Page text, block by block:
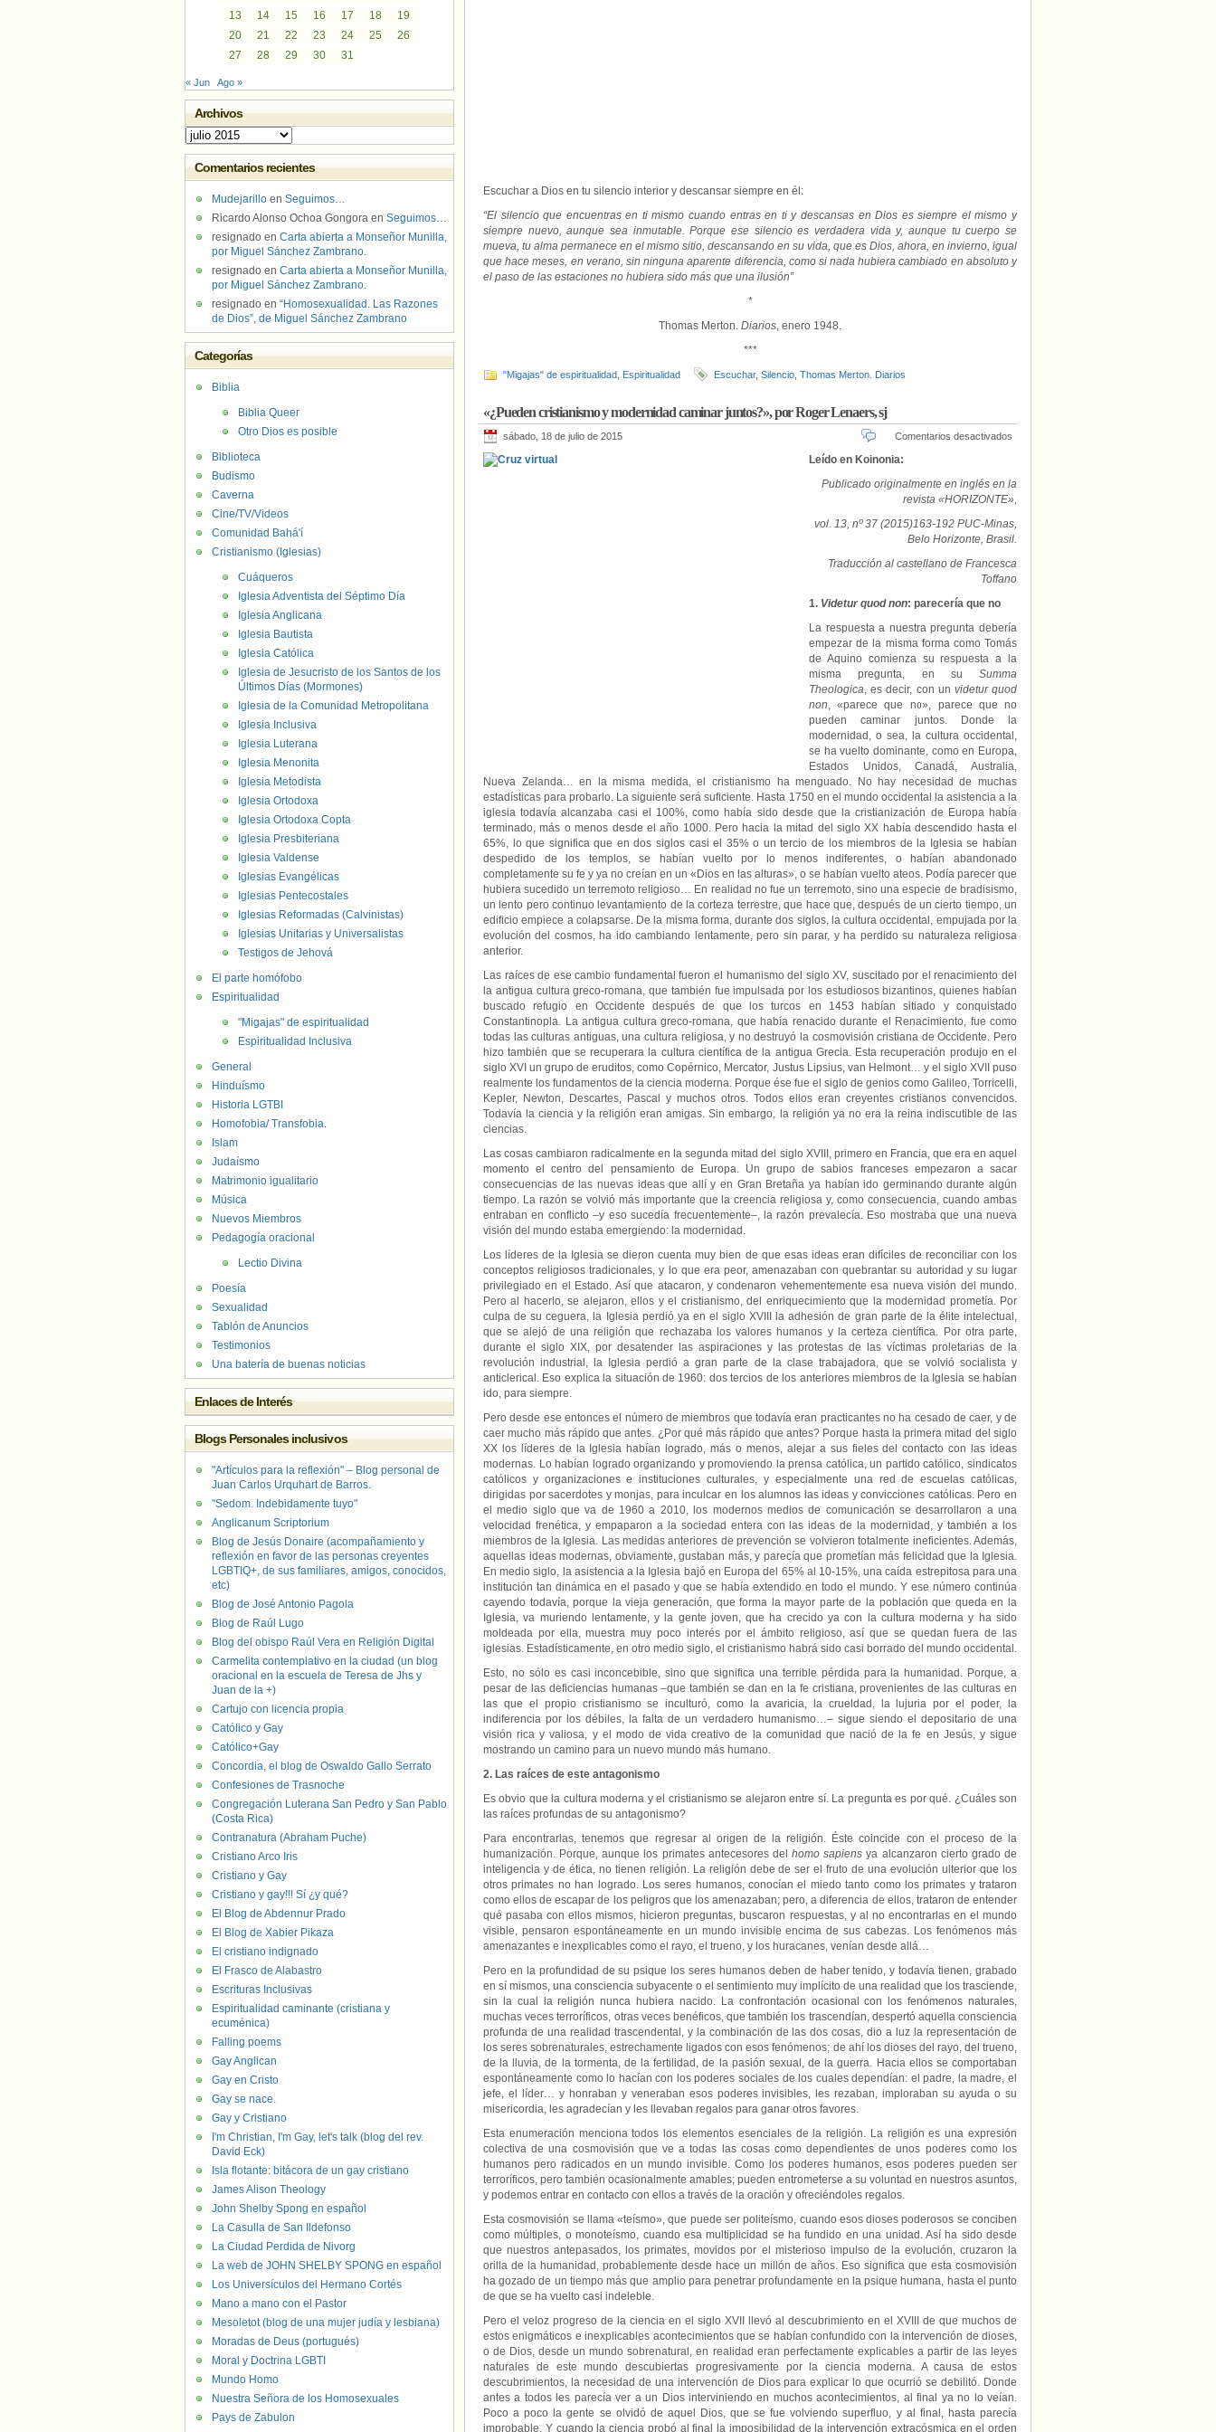
Escuchar a Dios en tu silencio interior y descansar siempre en él:
“El silencio que encuentras en ti mismo cuando entras en ti y descansas en Dios es siempre el mismo y
siempre nuevo, aunque sea inmutable. Porque ese silencio es verdadera vida y, aunque tu cuerpo se
mueva, tu alma permanece en el mismo sitio, descansando en su vida, que es Dios, ahora, en invierno, igual
que hace meses, en verano, sin ninguna aparente diferencia, como si nada hubiera cambiado en absoluto y
el paso de las estaciones no hubiera sido más que una ilusión”
*
Thomas Merton. Diarios, enero 1948.
***
"Migajas" de espiritualidad Espiritualidad Escuchar, Silencio Thomas Merton. Diarios
«¿Pueden cristianismo y modernidad caminar juntos?», por Roger Lenaers, sj
sábado, 18 de julio de 2015 Comentarios desactivados
Leído en Koinonia:
Publicado originalmente en inglés en la
revista «HORIZONTE»,
vol. 13, nº 37 (2015)163-192 PUC-Minas,
Belo Horizonte, Brasil.
Traducción al castellano de Francesca
Toffano
1. Videtur quod non: parecería que no
La respuesta a nuestra pregunta debería
empezar de la misma forma como Tomás
de Aquino comienza su respuesta a la
misma pregunta, en su Summa
Theologica, es decir, con un videtur quod
non, «parece que no», parece que no
pueden caminar juntos. Donde la
modernidad, o sea, la cultura occidental,
se ha vuelto dominante, como en Europa,
Estados Unidos, Canadá, Australia,
Nueva Zelanda… en la misma medida, el cristianismo ha menguado. No hay necesidad de muchas
estadísticas para probarlo. La siguiente será suficiente. Hasta 1750 en el mundo occidental la asistencia a la
iglesia todavía alcanzaba casi el 100%, como había sido desde que la cristianización de Europa había
terminado, más o menos desde el año 1000. Pero hacia la mitad del siglo XX había descendido hasta el
65%, lo que significa que en dos siglos casi el 35% o un tercio de los miembros de la Iglesia se habían
despedido de los templos, se habían vuelto por lo menos indiferentes, o habían abandonado
completamente su fe y ya no creían en un «Dios en las alturas», o se habían vuelto ateos. Podía parecer que
hubiera sucedido un terremoto religioso… En realidad no fue un terremoto, sino una especie de bradisismo,
un lento pero continuo levantamiento de la corteza terrestre, que hace que, después de un cierto tiempo, un
edificio empiece a colapsarse. De la misma forma, durante dos siglos, la cultura occidental, empujada por la
evolución del cosmos, ha ido cambiando lentamente, pero sin parar, y ha perdido su naturaleza religiosa
anterior.
Las raíces de ese cambio fundamental fueron el humanismo del siglo XV, suscitado por el renacimiento del
la antigua cultura greco-romana, que también fue impulsada por los estudiosos bizantinos, quienes habían
buscado refugio en Occidente después de que los turcos en 1453 habían sitiado y conquistado
Constantinopla. La antigua cultura greco-romana, que había renacido durante el Renacimiento, fue como
todas las culturas antiguas, una cultura religiosa, y no destruyó la cosmovisión cristiana de Occidente. Pero
hizo también que se recuperara la cultura científica de la antigua Grecia. Esta recuperación produjo en el
siglo XVI un grupo de eruditos, como Copérnico, Mercator, Justus Lipsius, van Helmont… y el siglo XVII puso
realmente los fundamentos de la ciencia moderna. Porque ése fue el siglo de genios como Galileo, Torricelli,
Kepler, Newton, Descartes, Pascal y muchos otros. Todos ellos eran creyentes cristianos convencidos.
Todavía la ciencia y la religión eran amigas. Sin embargo, la religión ya no era la reina indiscutible de las
ciencias.
Las cosas cambiaron radicalmente en la segunda mitad del siglo XVIII, primero en Francia, que era en aquel
momento el centro del pensamiento de Europa. Un grupo de sabios franceses empezaron a sacar
consecuencias de las nuevas ideas que allí y en Gran Bretaña ya habían ido germinando durante algún
tiempo. La razón se volvió más importante que la creencia religiosa y, como consecuencia, cuando ambas
entraban en conflicto –y eso sucedía frecuentemente–, la razón prevalecía. Eso mostraba que una nueva
visión del mundo estaba emergiendo: la modernidad.
Los líderes de la Iglesia se dieron cuenta muy bien de que esas ideas eran difíciles de reconciliar con los
conceptos religiosos tradicionales, y lo que era peor, amenazaban con quebrantar su autoridad y su lugar
privilegiado en el Estado. Así que atacaron, y condenaron vehementemente esa nueva visión del mundo.
Pero al hacerlo, se alejaron, ellos y el cristianismo, del enriquecimiento que la modernidad prometía. Por
culpa de su ceguera, la Iglesia perdió ya en el siglo XVIII la adhesión de gran parte de la élite intelectual,
que se alejó de una religión que rechazaba los valores humanos y la certeza científica. Por otra parte,
durante el siglo XIX, por desatender las aspiraciones y las protestas de las víctimas proletarias de la
revolución industrial, la Iglesia perdió a gran parte de la clase trabajadora, que se volvió socialista y
anticlerical. Eso explica la situación de 1960: dos tercios de los anteriores miembros de la Iglesia se habían
ido, para siempre.
Pero desde ese entonces el número de miembros que todavía eran practicantes no ha cesado de caer, y de
caer mucho más rápido que antes. ¿Por qué más rápido que antes? Porque hasta la primera mitad del siglo
XX los líderes de la Iglesia habían logrado, más o menos, alejar a sus fieles del contacto con las ideas
modernas. Lo habían logrado organizando y promoviendo la prensa católica, un partido católico, sindicatos
católicos y organizaciones e instituciones culturales, y especialmente una red de escuelas católicas,
dirigidas por sacerdotes y monjas, para inculcar en los alumnos las ideas y convicciones católicas. Pero en
el medio siglo que va de 1960 a 2010, los modernos medios de comunicación se desarrollaron a una
velocidad frenética, y empaparon a la sociedad entera con las ideas de la modernidad, y también a los
miembros de la Iglesia. Las medidas anteriores de prevención se volvieron totalmente ineficientes. Además,
aquellas ideas modernas, obviamente, gustaban más, y parecía que prometían más felicidad que la Iglesia.
En medio siglo, la asistencia a la Iglesia bajó en Europa del 65% al 10-15%, una caída estrepitosa para una
institución tan dinámica en el pasado y que se había extendido en todo el mundo. Y ese número continúa
cayendo todavía, porque la vieja generación, que forma la mayor parte de la población que queda en la
Iglesia, va muriendo lentamente, y la gente joven, que ha crecido ya con la cultura moderna y ha sido
moldeada por ella, muestra muy poco interés por el ámbito religioso, así que se quedan fuera de las
iglesias. Estadísticamente, en otro medio siglo, el cristianismo habrá sido casi borrado del mundo occidental.
Esto, no sólo es casi inconcebible, sino que significa una terrible pérdida para la humanidad. Porque, a
pesar de las deficiencias humanas –que también se dan en la fe cristiana, provenientes de las culturas en
las que el propio cristianismo se inculturó, como la avaricia, la crueldad, la lujuria por el poder, la
indiferencia por los débiles, la falta de un verdadero humanismo…– sigue siendo el depositario de una
visión rica y valiosa, y el modo de vida creativo de la comunidad que nació de la fe en Jesús, y sigue
mostrando un camino para un nuevo mundo más humano.
2. Las raíces de este antagonismo
Es obvio que la cultura moderna y el cristianismo se alejaron entre sí. La pregunta es por qué. ¿Cuáles son
las raíces profundas de su antagonismo?
Para encontrarlas, tenemos que regresar al origen de la religión. Éste coincide con el proceso de la
humanización. Porque, aunque los primates antecesores delhomo sapiens ya alcanzaron cierto grado de
inteligencia y de ética, no tienen religión. La religión debe de ser el fruto de una evolución ulterior que los
otros primates no han logrado. Los seres humanos, conocían el miedo tanto como los primates y trataron
como ellos de escapar de los peligros que los amenazaban; pero, a diferencia de ellos, trataron de entender
qué pasaba con ellos mismos, hicieron preguntas, buscaron respuestas, y al no encontrarlas en el mundo
visible, pensaron espontáneamente en un mundo invisible encima de sus cabezas. Los fenómenos más
amenazantes e inexplicables como el rayo, el trueno, y los huracanes, venían desde allá…
Pero en la profundidad de su psique los seres humanos deben de haber tenido, y todavía tienen, grabado
en sí mismos, una consciencia subyacente o el sentimiento muy implícito de una realidad que los trasciende,
sin la cual la religión nunca hubiera nacido. La confrontación ocasional con los fenómenos naturales,
muchas veces terroríficos, otras veces benéficos, que también los trascendían, despertó aquella consciencia
profunda de una realidad trascendental, y la combinación de las dos cosas, dio a luz la representación de
los seres sobrenaturales, estrechamente ligados con esos fenómenos; de ahí los dioses del rayo, del trueno,
de la lluvia, de la tormenta, de la fertilidad, de la pasión sexual, de la guerra. Hacia ellos se comportaban
espontáneamente como lo hacían con los poderes sociales de los cuales dependían: el padre, la madre, el
jefe, el líder… y honraban y veneraban esos poderes invisibles, les rezaban, imploraban su ayuda o su
misericordia, les agradecían y les llevaban regalos para ganar otros favores.
Esta enumeración menciona todos los elementos esenciales de la religión. La religión es una expresión
colectiva de una cosmovisión que ve a todas las cosas como dependientes de unos poderes como los
humanos pero radicados en un mundo invisible. Como los poderes humanos, esos poderes pueden ser
terroríficos, pero también ocasionalmente amables; pueden entrometerse a su voluntad en nuestros asuntos,
y podemos entrar en contacto con ellos a través de la oración y ofreciéndoles regalos.
Esta cosmovisión se llama «teísmo», que puede ser politeísmo, cuando esos dioses poderosos se conciben
como múltiples, o monoteísmo, cuando esa multiplicidad se ha fundido en una unidad. Así ha sido desde
que nuestros antepasados, los primates, movidos por el misterioso impulso de la evolución, cruzaron la
orilla de la humanidad, probablemente desde hace un millón de años. Eso significa que esta cosmovisión
ha gozado de un tiempo más que amplio para penetrar profundamente en la psique humana, hasta el punto
de que se ha vuelto casi indeleble.
Pero el veloz progreso de la ciencia en el siglo XVII llevó al descubrimiento en el XVIII de que muchos de
estos enigmáticos e inexplicables acontecimientos que se habían confundido con la intervención de dioses,
o de Dios, desde un mundo sobrenatural, en realidad eran perfectamente explicables a partir de las leyes
naturales de este mundo descubiertas progresivamente por la ciencia moderna. A causa de estos
descubrimientos, la necesidad de una intervención de Dios para explicar lo que ocurrió se debilitó. Donde
antes a todos les parecía ver a un Dios interviniendo en muchos acontecimientos, al final ya no lo veían.
Poco a poco la gente se olvidó de aquel Dios, que se fue volviendo superfluo, y al final, hasta parecía
improbable. Y cuando la ciencia probó al final la imposibilidad de la intervención extracósmica en el orden
13
14 15 16 17 18
19
20
21 22 23 24 25
26
27
28 29 30 31
« Jun Ago »
Archivos
Archivos
Comentarios recientes
Mudejarillo en Seguimos…
Ricardo Alonso Ochoa Gongora en Seguimos…
resignado en Carta abierta a Monseñor Munilla,
por Miguel Sánchez Zambrano.
resignado en Carta abierta a Monseñor Munilla,
por Miguel Sánchez Zambrano.
resignado en “Homosexualidad. Las Razones
de Dios”, de Miguel Sánchez Zambrano
Categorías
Biblia
Biblia Queer
Otro Dios es posible
Biblioteca
Budismo
Caverna
Cine/TV/Videos
Comunidad Bahá'í
Cristianismo (Iglesias)
Cuáqueros
Iglesia Adventista del Séptimo Día
Iglesia Anglicana
Iglesia Bautista
Iglesia Católica
Iglesia de Jesucristo de los Santos de los
Últimos Días (Mormones)
Iglesia de la Comunidad Metropolitana
Iglesia Inclusiva
Iglesia Luterana
Iglesia Menonita
Iglesia Metodista
Iglesia Ortodoxa
Iglesia Ortodoxa Copta
Iglesia Presbiteriana
Iglesia Valdense
Iglesias Evangélicas
Iglesias Pentecostales
Iglesias Reformadas (Calvinistas)
Iglesias Unitarias y Universalistas
Testigos de Jehová
El parte homófobo
Espiritualidad
"Migajas" de espiritualidad
Espiritualidad Inclusiva
General
Hinduísmo
Historia LGTBI
Homofobia/ Transfobia.
Islam
Judaísmo
Matrimonio igualitario
Música
Nuevos Miembros
Pedagogía oracional
Lectio Divina
Poesía
Sexualidad
Tablón de Anuncios
Testimonios
Una batería de buenas noticias
Enlaces de Interés
Blogs Personales inclusivos
"Artículos para la reflexión" – Blog personal de
Juan Carlos Urquhart de Barros.
"Sedom. Indebidamente tuyo"
Anglicanum Scriptorium
Blog de Jesús Donaire (acompañamiento y
reflexión en favor de las personas creyentes
LGBTIQ+, de sus familiares, amigos, conocidos,
etc)
Blog de José Antonio Pagola
Blog de Raúl Lugo
Blog del obispo Raúl Vera en Religión Digital
Carmelita contemplativo en la ciudad (un blog
oracional en la escuela de Teresa de Jhs y
Juan de la +)
Cartujo con licencia propia
Católico y Gay
Católico+Gay
Concordia, el blog de Oswaldo Gallo Serrato
Confesiones de Trasnoche
Congregación Luterana San Pedro y San Pablo
(Costa Rica)
Contranatura (Abraham Puche)
Cristiano Arco Iris
Cristiano y Gay
Cristiano y gay!!! Sí ¿y qué?
El Blog de Abdennur Prado
El Blog de Xabier Pikaza
El cristiano indignado
El Frasco de Alabastro
Escrituras Inclusivas
Espiritualidad caminante (cristiana y
ecuménica)
Falling poems
Gay Anglican
Gay en Cristo
Gay se nace.
Gay y Cristiano
I'm Christian, I'm Gay, let's talk (blog del rev.
David Eck)
Isla flotante: bitácora de un gay cristiano
James Alison Theology
John Shelby Spong en español
La Casulla de San Ildefonso
La Ciudad Perdida de Nivorg
La web de JOHN SHELBY SPONG en español
Los Universículos del Hermano Cortés
Mano a mano con el Pastor
Mesoletot (blog de una mujer judía y lesbiana)
Moradas de Deus (portugués)
Moral y Doctrina LGBTI
Mundo Homo
Nuestra Señora de los Homosexuales
Pays de Zabulon